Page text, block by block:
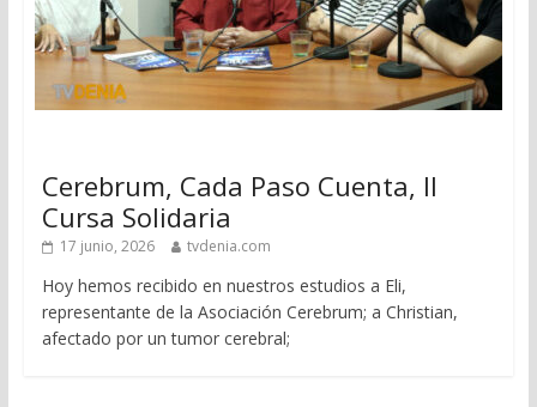
Cerebrum, Cada Paso Cuenta, II
Cursa Solidaria
17 junio, 2026 tvdenia.com
Hoy hemos recibido en nuestros estudios a Eli,
representante de la Asociación Cerebrum; a Christian,
afectado por un tumor cerebral;